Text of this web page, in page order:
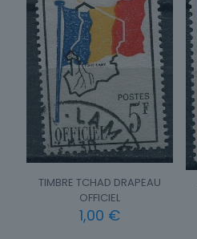
TIMBRE TCHAD DRAPEAU
OFFICIEL
1,00 €